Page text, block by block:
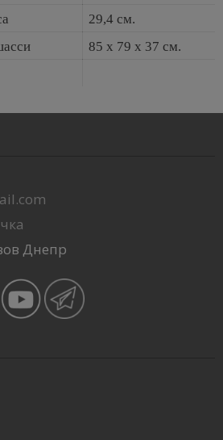
29,4 см.
85 х 79 х 37 см.
Днепр